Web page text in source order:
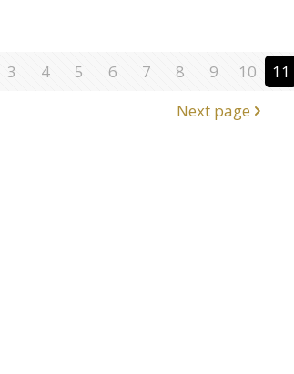
3 4 5 6 7 8 9 10 11
Next page